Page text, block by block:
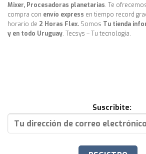
Mixer, Procesadoras planetarias. Te
compra con envío express en tiempo record
horario de 2 Horas Flex. Somos Tu tienda
y en todo Uruguay. Tecsys – Tu tecnología.
Suscribite: